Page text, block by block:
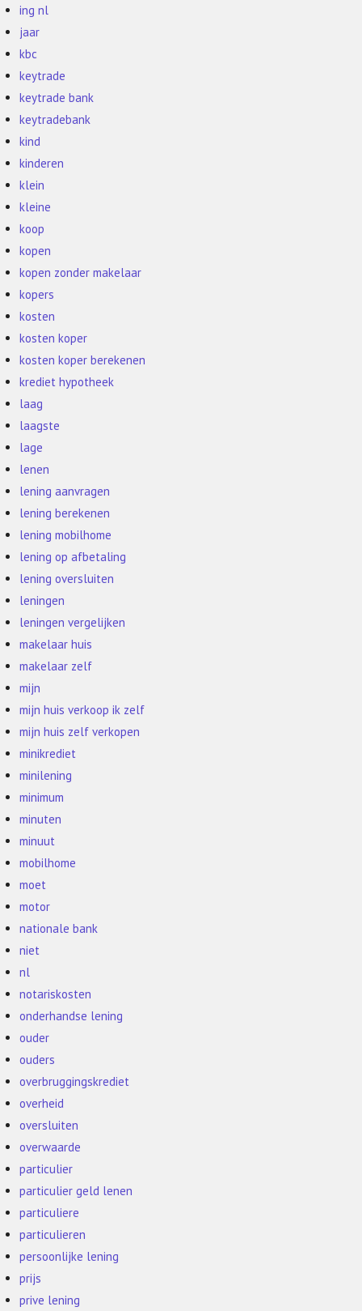
ing nl
jaar
kbc
keytrade
keytrade bank
keytradebank
kind
kinderen
klein
kleine
koop
kopen
kopen zonder makelaar
kopers
kosten
kosten koper
kosten koper berekenen
krediet hypotheek
laag
laagste
lage
lenen
lening aanvragen
lening berekenen
lening mobilhome
lening op afbetaling
lening oversluiten
leningen
leningen vergelijken
makelaar huis
makelaar zelf
mijn
mijn huis verkoop ik zelf
mijn huis zelf verkopen
minikrediet
minilening
minimum
minuten
minuut
mobilhome
moet
motor
nationale bank
niet
nl
notariskosten
onderhandse lening
ouder
ouders
overbruggingskrediet
overheid
oversluiten
overwaarde
particulier
particulier geld lenen
particuliere
particulieren
persoonlijke lening
prijs
prive lening